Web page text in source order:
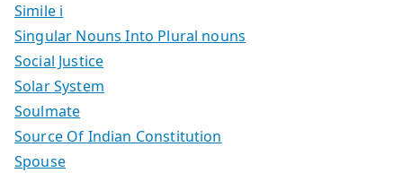
Simile i
Singular Nouns Into Plural nouns
Social Justice
Solar System
Soulmate
Source Of Indian Constitution
Spouse